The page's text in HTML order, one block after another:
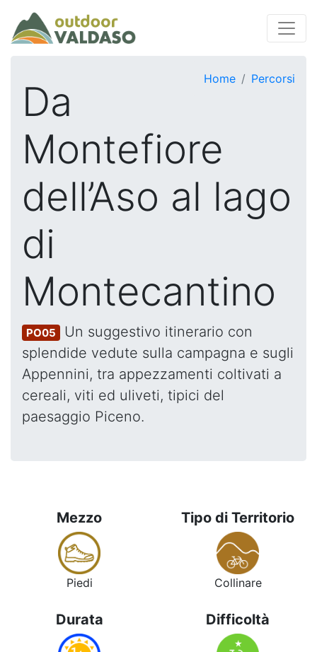
Home Percorsi
Da
Montefiore
dell’Aso al lago
di
Montecantino
PO05
Un suggestivo itinerario con
splendide vedute sulla campagna e sugli
Appennini, tra appezzamenti coltivati a
cereali, viti ed uliveti, tipici del
paesaggio Piceno.
Mezzo
Piedi
Tipo di Territorio
Collinare
Durata Difficoltà